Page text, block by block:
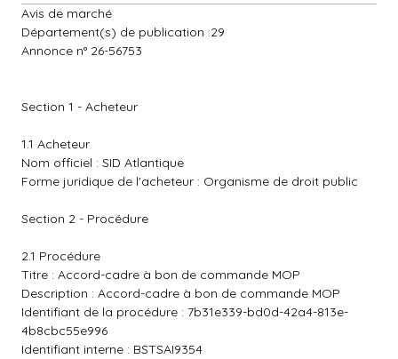
Avis de marché
Département(s) de publication :29
Annonce n° 26-56753
Section 1 - Acheteur
1.1 Acheteur
Nom officiel : SID Atlantique
Forme juridique de l'acheteur : Organisme de droit public
Section 2 - Procédure
2.1 Procédure
Titre : Accord-cadre à bon de commande MOP
Description : Accord-cadre à bon de commande MOP
Identifiant de la procédure : 7b31e339-bd0d-42a4-813e-
4b8cbc55e996
Identifiant interne : BSTSAI9354